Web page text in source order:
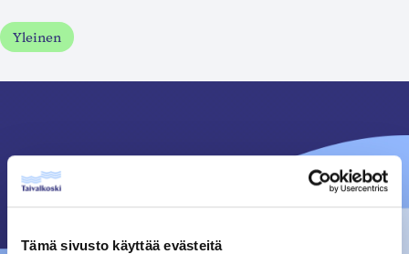
Tämä sivusto käyttää evästeitä
Yleinen